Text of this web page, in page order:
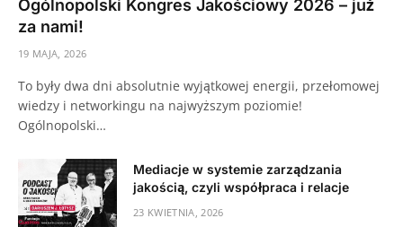
Ogólnopolski Kongres Jakościowy 2026 – już
za nami!
19 MAJA, 2026
To były dwa dni absolutnie wyjątkowej energii, przełomowej
wiedzy i networkingu na najwyższym poziomie!
Ogólnopolski…
Mediacje w systemie zarządzania
jakością, czyli współpraca i relacje
23 KWIETNIA, 2026